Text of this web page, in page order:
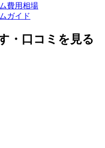
費用相場
ガイド
・口コミを見る